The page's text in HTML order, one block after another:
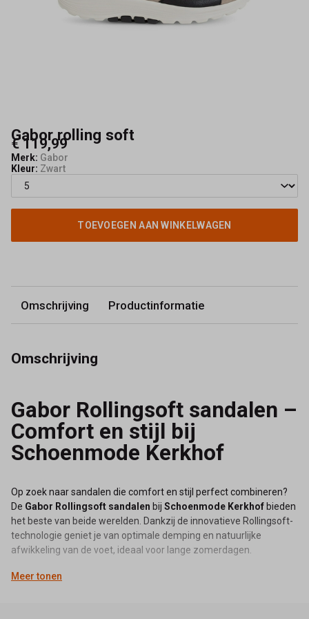
meta
sandaal
artikel
86.815.57:
Meta
title
tekens)
Gabor
Sandaal
Dames
Schoenmode
Kerkhof
Schoenmode
Gabor rolling soft
€ 119,99
Merk: Gabor
Kleur: Zwart
TOEVOEGEN AAN WINKELWAGEN
Omschrijving Productinformatie
Omschrijving
Gabor Rollingsoft sandalen –
Comfort en stijl bij
Schoenmode Kerkhof
Op zoek naar sandalen die comfort en stijl perfect combineren?
De Gabor Rollingsoft sandalen bij Schoenmode Kerkhof bieden
het beste van beide werelden. Dankzij de innovatieve Rollingsoft-
technologie geniet je van optimale demping en natuurlijke
afwikkeling van de voet, ideaal voor lange zomerdagen.
Meer tonen